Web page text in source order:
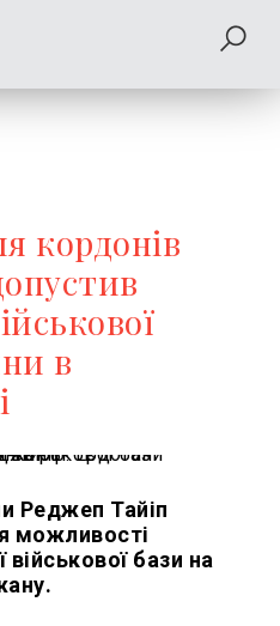
кордонів
в
Реджеп Тайіп
можливості
бази на